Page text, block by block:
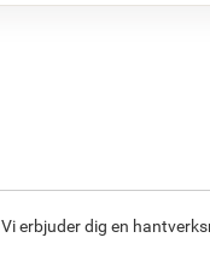
Vi erbjuder dig en